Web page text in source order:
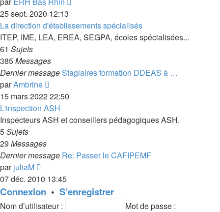
dernier
message
25 sept. 2020 12:13
La direction d'établissements spécialisés
ITEP, IME, LEA, EREA, SEGPA, écoles spécialisées...
61 Sujets
385Messages
Dernier messageStagiaires formation DDEAS à …
parAmbrine
le
dernier
message
15 mars 2022 22:50
L'inspection ASH
Inspecteurs ASH et conseillers pédagogiques ASH.
5Sujets
29 Messages
Dernier message Re: Passer le CAFIPEMF
parjuliaM
le
dernier
message
07 déc. 2010 13:45
Connexion • S’enregistrer
Nom d’utilisateur :
Mot de passe :